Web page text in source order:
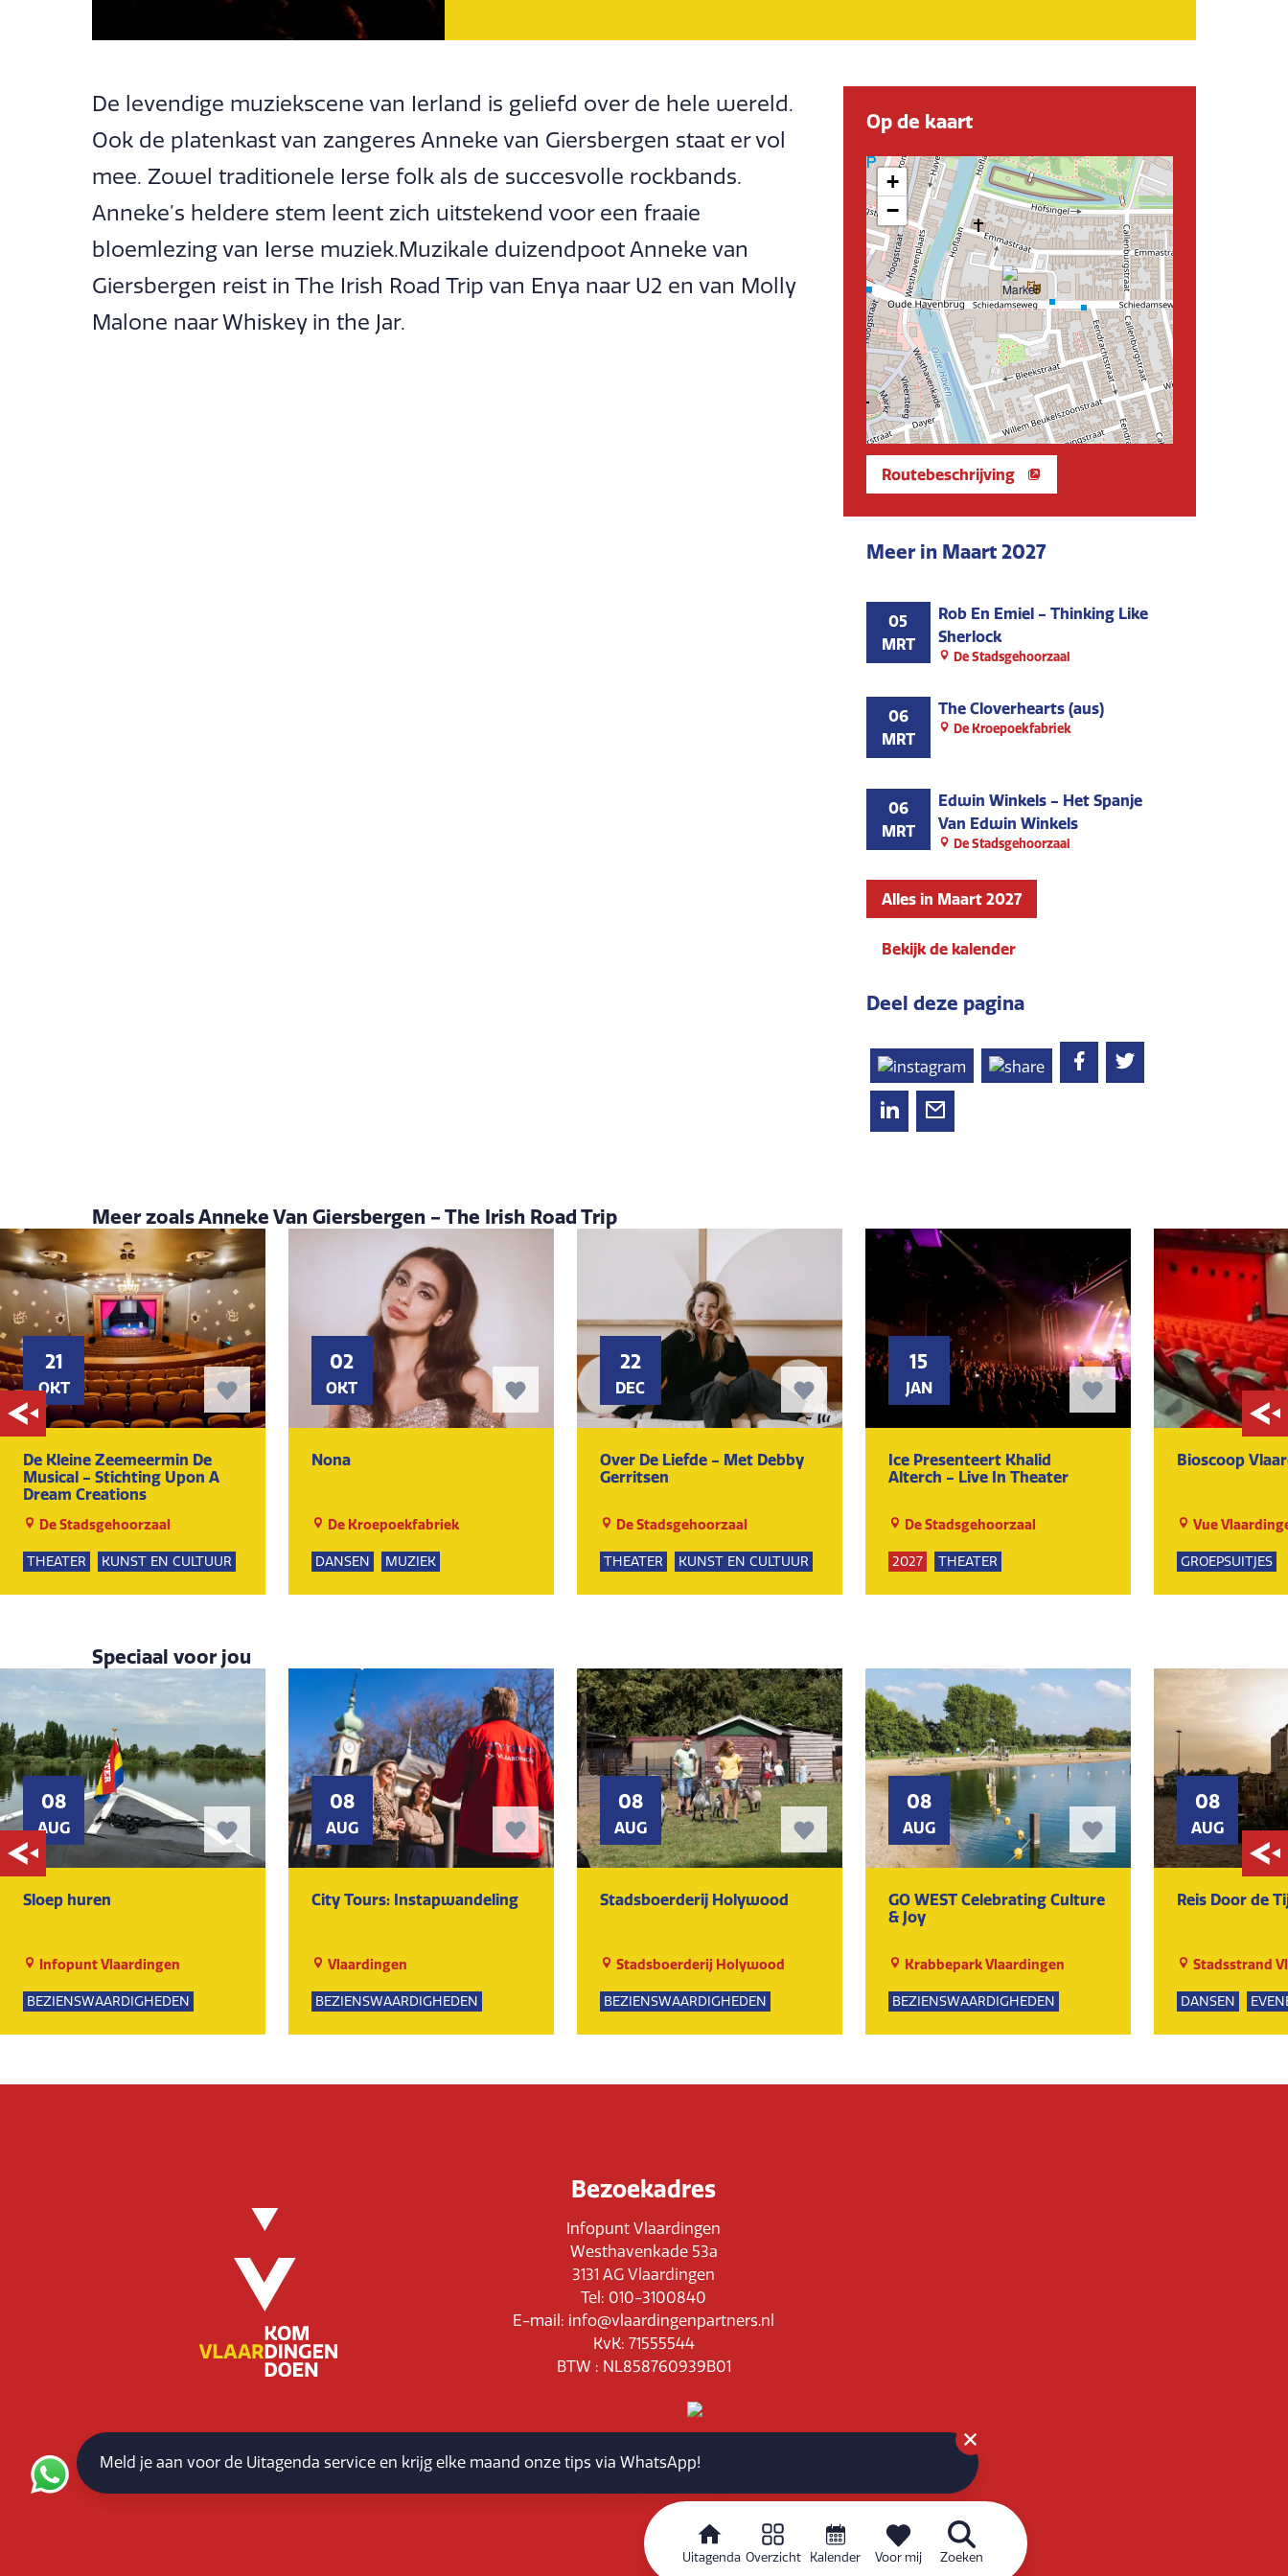
Uitagenda Overzicht Kalender Voor mij Zoeken
De levendige muziekscene van Ierland is geliefd over de hele wereld.
Ook de platenkast van zangeres Anneke van Giersbergen staat er vol
mee. Zowel traditionele Ierse folk als de succesvolle rockbands.
Anneke’s heldere stem leent zich uitstekend voor een fraaie
bloemlezing van Ierse muziek.Muzikale duizendpoot Anneke van
Giersbergen reist in The Irish Road Trip van Enya naar U2 en van Molly
Malone naar Whiskey in the Jar.
Op de kaart
+
−
Routebeschrijving
Meer in Maart 2027
05
MRT
Rob En Emiel - Thinking Like
Sherlock
De Stadsgehoorzaal
06
MRT
The Cloverhearts (aus)
De Kroepoekfabriek
06
MRT
Edwin Winkels - Het Spanje
Van Edwin Winkels
De Stadsgehoorzaal
Alles in Maart 2027
Bekijk de kalender
Deel deze pagina
Meer zoals Anneke Van Giersbergen - The Irish Road Trip
21
OKT
De Kleine Zeemeermin De
Musical - Stichting Upon A
Dream Creations
De Stadsgehoorzaal
THEATER KUNST EN CULTUUR
02
OKT
Nona
De Kroepoekfabriek
DANSEN
MUZIEK
KUNST EN CULTUUR
22
DEC
Over De Liefde - Met Debby
Gerritsen
De Stadsgehoorzaal
THEATER KUNST EN CULTUUR
15
JAN
Ice Presenteert Khalid
Alterch - Live In Theater
De Stadsgehoorzaal
2027 THEATER
Bioscoop
Vue
GROEPSUITJES
KUNST EN
Speciaal voor jou
08
AUG
Sloep huren
Infopunt Vlaardingen
BEZIENSWAARDIGHEDEN
NATUUR
08
AUG
City Tours: Instapwandeling
Vlaardingen
BEZIENSWAARDIGHEDEN
SPORTIEF
GROEPSUITJES
08
AUG
Stadsboerderij Holywood
Stadsboerderij Holywood
BEZIENSWAARDIGHEDEN
NATUUR
08
AUG
GO WEST Celebrating Culture
& Joy
Krabbepark Vlaardingen
BEZIENSWAARDIGHEDEN
KUNST EN CULTUUR
08
AUG
Reis Door de
Stadsstrand
DANSEN
MUZIEK
Bezoekadres
Infopunt Vlaardingen
Westhavenkade 53a
3131 AG Vlaardingen
Tel: 010-3100840
E-mail: info@vlaardingenpartners.nl
KvK: 71555544
BTW : NL858760939B01
Routeplanner
Meld je aan voor de Uitagenda service en krijg elke maand onze tips via WhatsApp!